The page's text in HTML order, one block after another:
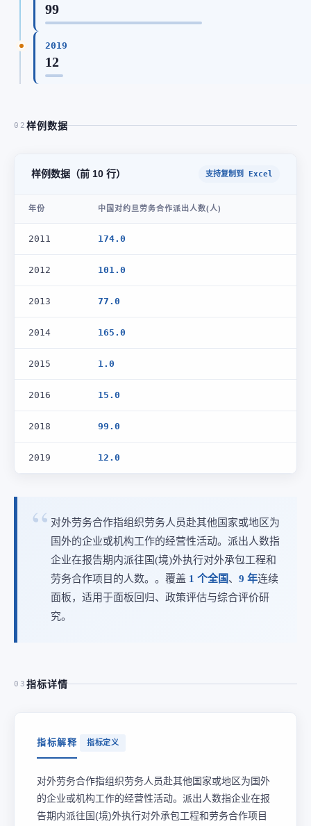
99
2019
12
02 样例数据
样例数据（前 10 行） 支持复制到 Excel
年份 中国对约旦劳务合作派出人数(人)
2011 174.0
2012 101.0
2013 77.0
2014 165.0
2015 1.0
2016 15.0
2018 99.0
2019 12.0
对外劳务合作指组织劳务人员赴其他国家或地区为
国外的企业或机构工作的经营性活动。派出人数指
企业在报告期内派往国(境)外执行对外承包工程和
劳务合作项目的人数。。覆盖 1 个全国、 9 年连续
面板，适用于面板回归、政策评估与综合评价研
究。
03 指标详情
指标解释 指标定义
对外劳务合作指组织劳务人员赴其他国家或地区为国外
的企业或机构工作的经营性活动。派出人数指企业在报
告期内派往国(境)外执行对外承包工程和劳务合作项目